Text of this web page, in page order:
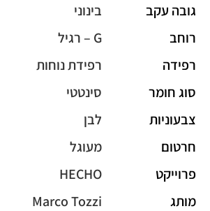
גובה עקב
בינוני
רוחב
G – רגיל
רפידה
רפידת נוחות
סוג חומר
סינטטי
צבעוניות
לבן
חרטום
מעוגל
פרוייקט
HECHO
מותג
Marco Tozzi